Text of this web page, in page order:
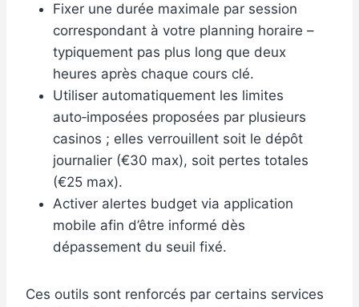
Fixer une durée maximale par session
correspondant à votre planning horaire –
typiquement pas plus long que deux
heures après chaque cours clé.
Utiliser automatiquement les limites
auto‑imposées proposées par plusieurs
casinos ; elles verrouillent soit le dépôt
journalier (€30 max), soit pertes totales
(€25 max).
Activer alertes budget via application
mobile afin d’être informé dès
dépassement du seuil fixé.
Ces outils sont renforcés par certains services